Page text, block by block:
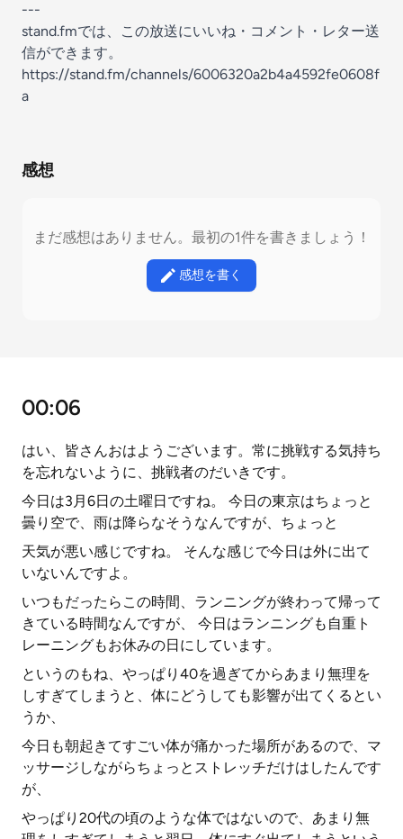
---
stand.fmでは、この放送にいいね・コメント・レター送
信ができます。
https://stand.fm/channels/6006320a2b4a4592fe0608f
a
感想
まだ感想はありません。最初の1件を書きましょう！
感想を書く
00:06
はい、皆さんおはようございます。常に挑戦する気持ち
を忘れないように、挑戦者のだいきです。
今日は3月6日の土曜日ですね。 今日の東京はちょっと
曇り空で、雨は降らなそうなんですが、ちょっと
天気が悪い感じですね。 そんな感じで今日は外に出て
いないんですよ。
いつもだったらこの時間、ランニングが終わって帰って
きている時間なんですが、 今日はランニングも自重ト
レーニングもお休みの日にしています。
というのもね、やっぱり40を過ぎてからあまり無理を
しすぎてしまうと、体にどうしても影響が出てくるとい
うか、
今日も朝起きてすごい体が痛かった場所があるので、マ
ッサージしながらちょっとストレッチだけはしたんです
が、
やっぱり20代の頃のような体ではないので、あまり無